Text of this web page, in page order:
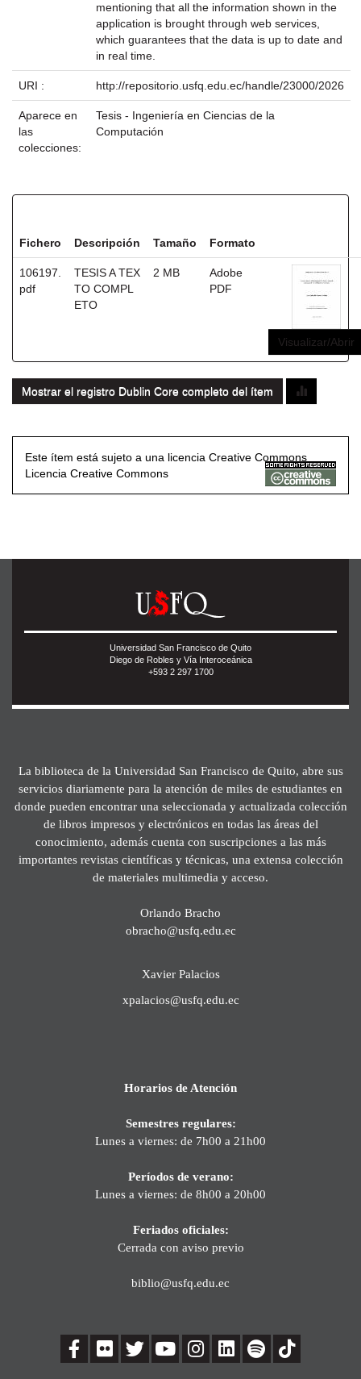
mentioning that all the information shown in the
application is brought through web services,
which guarantees that the data is up to date and
in real time.
URI : http://repositorio.usfq.edu.ec/handle/23000/2026
Aparece en
las
colecciones:
Tesis - Ingeniería en Ciencias de la
Computación
Fichero Descripción Tamaño Formato
106197.
pdf
TESIS A TEX
TO COMPL
ETO
2 MB
Adobe
PDF
Visualizar/Abrir
Mostrar el registro Dublin Core completo del ítem
Este ítem está sujeto a una licencia Creative Commons
Licencia Creative Commons
Universidad San Francisco de Quito
Diego de Robles y Vía Interoceánica
+593 2 297 1700
La biblioteca de la Universidad San Francisco de Quito, abre sus
servicios diariamente para la atención de miles de estudiantes en
donde pueden encontrar una seleccionada y actualizada colección
de libros impresos y electrónicos en todas las áreas del
conocimiento, además cuenta con suscripciones a las más
importantes revistas científicas y técnicas, una extensa colección
de materiales multimedia y acceso.
Orlando Bracho
obracho@usfq.edu.ec
Xavier Palacios
xpalacios@usfq.edu.ec
Horarios de Atención
Semestres regulares:
Lunes a viernes: de 7h00 a 21h00
Períodos de verano:
Lunes a viernes: de 8h00 a 20h00
Feriados oficiales:
Cerrada con aviso previo
biblio@usfq.edu.ec